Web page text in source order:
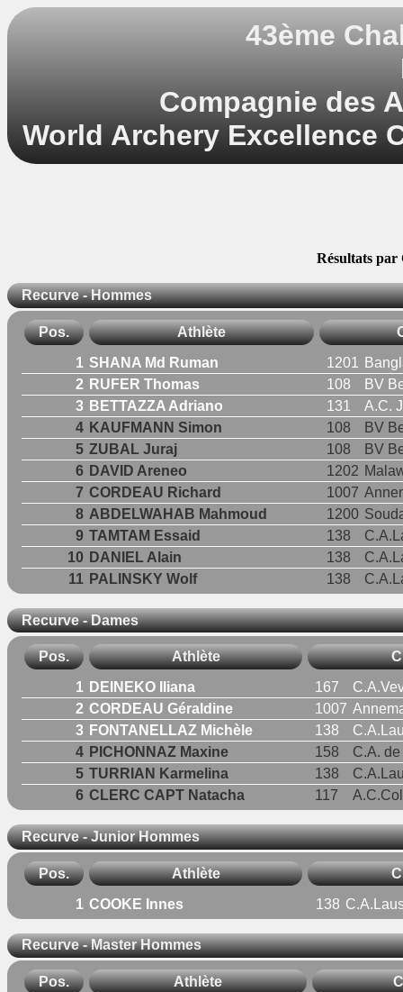
43ème
Compagnie des
World Archery Excellence
Résultats par
Recurve - Hommes
Pos. Athlète
1 SHANA Md Ruman 1201
2 RUFER Thomas 108
BV
3 BETTAZZA Adriano 131
A.C.
4 KAUFMANN Simon 108
BV
5 ZUBAL Juraj 108
BV
6 DAVID Areneo 1202
7 CORDEAU Richard 1007
8 ABDELWAHAB Mahmoud 1200
9 TAMTAM Essaid 138
10 DANIEL Alain 138
11 PALINSKY Wolf 138
Recurve - Dames
Pos. Athlète
1 DEINEKO Iliana 167
2 CORDEAU Géraldine 1007
3 FONTANELLAZ Michèle 138
4 PICHONNAZ Maxine 158
C.A.
5 TURRIAN Karmelina 138
6 CLERC CAPT Natacha 117
Recurve - Junior Hommes
Pos. Athlète
1 COOKE Innes 138
Recurve - Master Hommes
Pos. Athlète